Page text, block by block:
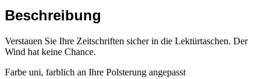
Beschreibung
Verstauen Sie Ihre Zeitschriften sicher in die Lektürtaschen. Der
Wind hat keine Chance.
Farbe uni, farblich an Ihre Polsterung angepasst